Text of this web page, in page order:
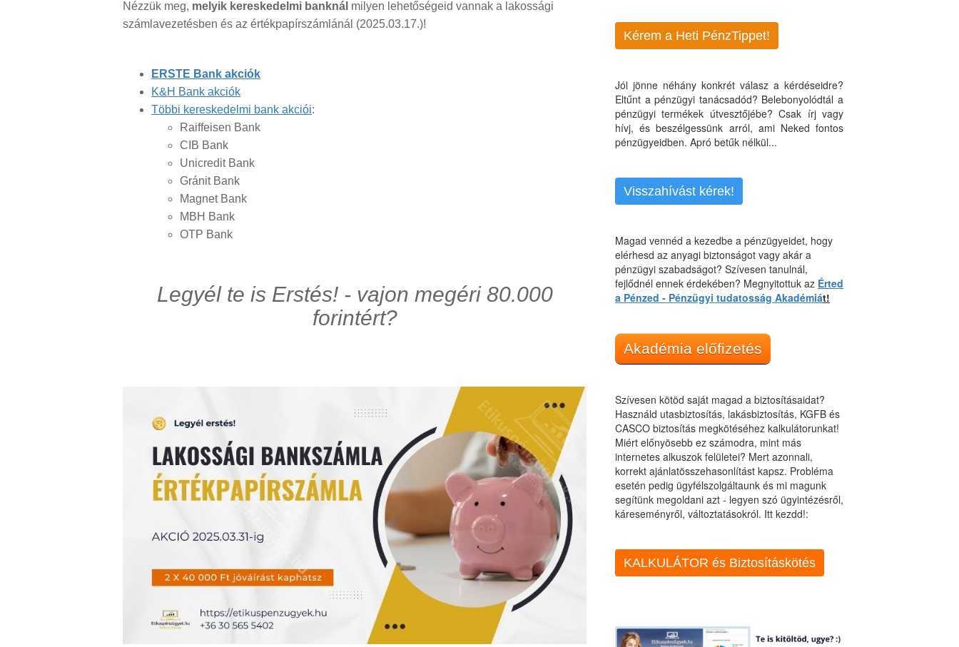
Nézzük meg, melyik kereskedelmi banknál milyen lehetőségeid vannak a lakossági
számlavezetésben és az értékpapírszámlánál (2025.03.17.)!
ERSTE Bank akciók
K&H Bank akciók
Többi kereskedelmi bank akciói:
Raiffeisen Bank
CIB Bank
Unicredit Bank
Gránit Bank
Magnet Bank
MBH Bank
OTP Bank
Legyél te is Erstés! - vajon megéri 80.000
forintért?
Kérem a Heti PénzTippet!
Jól jönne néhány konkrét válasz a kérdéseidre?
Eltűnt a pénzügyi tanácsadód? Belebonyolódtál a
pénzügyi termékek útvesztőjébe? Csak írj vagy
hívj, és beszélgessünk arról, ami Neked fontos
pénzügyeidben. Apró betűk nélkül...
Visszahívást kérek!
Magad vennéd a kezedbe a pénzügyeidet, hogy
elérhesd az anyagi biztonságot vagy akár a
pénzügyi szabadságot? Szívesen tanulnál,
fejlődnél ennek érdekében? Megnyitottuk az Érted
a Pénzed - Pénzügyi tudatosság Akadémiát!
Akadémia előfizetés
Szívesen kötöd saját magad a biztosításaidat?
Használd utasbiztosítás, lakásbiztosítás, KGFB és
CASCO biztosítás megkötéséhez kalkulátorunkat!
Miért előnyösebb ez számodra, mint más
internetes alkuszok felületei? Mert azonnali,
korrekt ajánlatösszehasonlítást kapsz. Probléma
esetén pedig ügyfélszolgáltaunk és mi magunk
segítünk megoldani azt - legyen szó ügyintézésről,
káreseményről, változtatásokról. Itt kezdd!:
KALKULÁTOR és Biztosításkötés